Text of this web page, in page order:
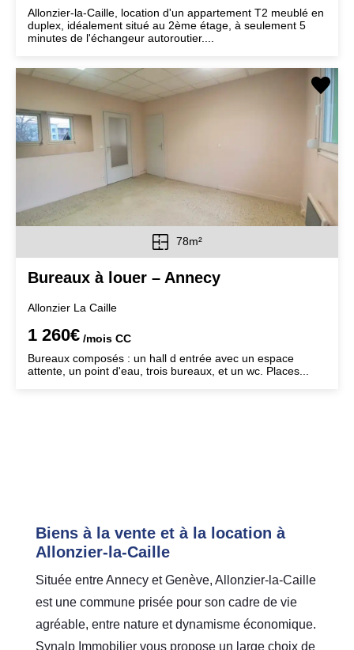
Allonzier-la-Caille, location d'un appartement T2 meublé en
duplex, idéalement situé au 2ème étage, à seulement 5
minutes de l'échangeur autoroutier....
78m²
Bureaux à louer – Annecy
Allonzier La Caille
1 260€ /mois CC
Bureaux composés : un hall d entrée avec un espace
attente, un point d'eau, trois bureaux, et un wc. Places...
Biens à la vente et à la location à
Allonzier-la-Caille
Située entre Annecy et Genève, Allonzier-la-Caille
est une commune prisée pour son cadre de vie
agréable, entre nature et dynamisme économique.
Synalp Immobilier vous propose un large choix de